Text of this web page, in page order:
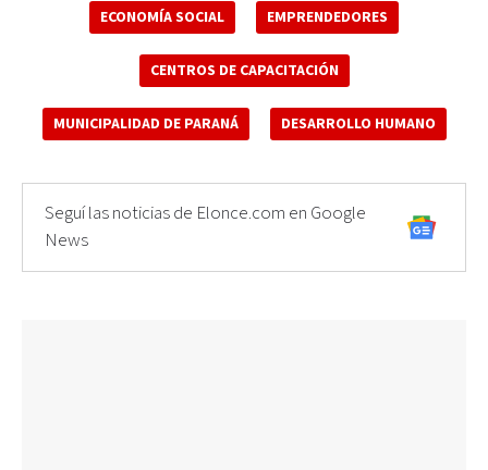
ECONOMÍA SOCIAL EMPRENDEDORES
CENTROS DE CAPACITACIÓN
MUNICIPALIDAD DE PARANÁ DESARROLLO HUMANO
Seguí las noticias de Elonce.com en Google
News